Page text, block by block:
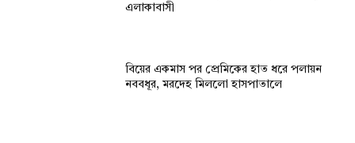
এলাকাবাসী
বিয়ের একমাস পর প্রেমিকের হাত ধরে পলায়ন
নববধূর, মরদেহ মিললো হাসপাতালে